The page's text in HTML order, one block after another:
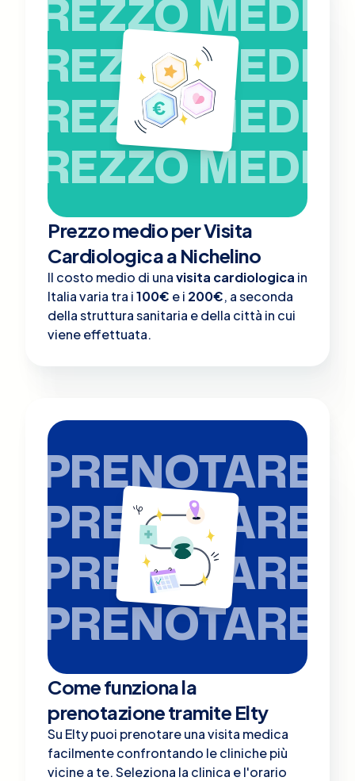
PREZZO MEDIO
PREZZO MEDIO
PREZZO MEDIO
PREZZO MEDIO
Prezzo medio per Visita
Cardiologica a Nichelino
Il costo medio di unavisita cardiologica in
Italia varia tra i100€ e i 200€, a seconda
della struttura sanitaria e della città in cui
viene effettuata.
PRENOTARE
PRENOTARE
PRENOTARE
PRENOTARE
Come funziona la
prenotazione tramite Elty
Su Elty puoi prenotare una visita medica
facilmente confrontando le cliniche più
vicine a te. Seleziona la clinica e l'orario